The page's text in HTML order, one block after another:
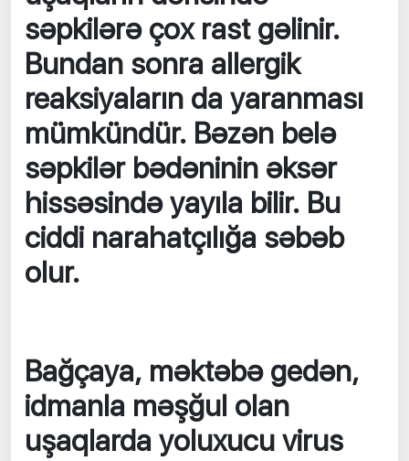
səpkilərə çox rast gəlinir.
Bundan sonra allergik
reaksiyaların da yaranması
mümkündür. Bəzən belə
səpkilər bədəninin əksər
hissəsində yayıla bilir. Bu
ciddi narahatçılığa səbəb
olur.
Bağçaya, məktəbə gedən,
idmanla məşğul olan
uşaqlarda yoluxucu virus